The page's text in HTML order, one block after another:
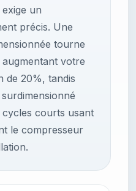
un
précis. Une
tourne
votre
de 20%, tandis
courts usant
le compresseur